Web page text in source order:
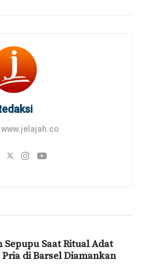
www.jelajah.co
Sepupu Saat Ritual Adat
Pria di Barsel Diamankan